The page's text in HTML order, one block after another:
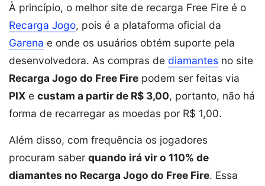
À princípio, o melhor site de recarga Free Fire é o
Recarga Jogo, pois é a plataforma oficial da
Garena e onde os usuários obtém suporte pela
desenvolvedora. As compras de diamantes no site
Recarga Jogo do Free Fire podem ser feitas via
PIX e custam a partir de R$ 3,00, portanto, não há
forma de recarregar as moedas por R$ 1,00.
Além disso, com frequência os jogadores
procuram saber quando irá vir o 110% de
diamantes no Recarga Jogo do Free Fire. Essa